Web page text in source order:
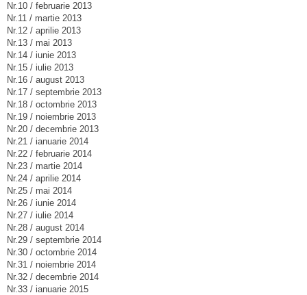
Nr.10 / februarie 2013
Nr.11 / martie 2013
Nr.12 / aprilie 2013
Nr.13 / mai 2013
Nr.14 / iunie 2013
Nr.15 / iulie 2013
Nr.16 / august 2013
Nr.17 / septembrie 2013
Nr.18 / octombrie 2013
Nr.19 / noiembrie 2013
Nr.20 / decembrie 2013
Nr.21 / ianuarie 2014
Nr.22 / februarie 2014
Nr.23 / martie 2014
Nr.24 / aprilie 2014
Nr.25 / mai 2014
Nr.26 / iunie 2014
Nr.27 / iulie 2014
Nr.28 / august 2014
Nr.29 / septembrie 2014
Nr.30 / octombrie 2014
Nr.31 / noiembrie 2014
Nr.32 / decembrie 2014
Nr.33 / ianuarie 2015